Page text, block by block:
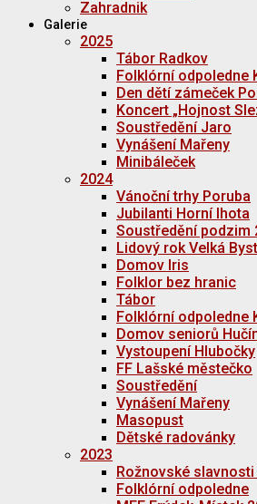
Zahradnik
Galerie
2025
Tábor Radkov
Folklórní odpoledne
Den dětí zámeček
Koncert „Hojnost
Soustředění Jaro
Vynášení Mařeny
Minibáleček
2024
Vánoční trhy Poruba
Jubilanti Horní lhota
Soustředění podzim
Lidový rok Velká
Domov Iris
Folklor bez hranic
Tábor
Folklórní odpoledne
Domov seniorů
Vystoupení Hlubočky
FF Lašské městečko
Soustředění
Vynášení Mařeny
Masopust
Dětské radovánky
2023
Rožnovské slavnosti
Folklórní odpoledne